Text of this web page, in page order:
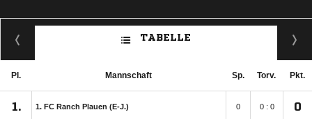
TABELLE
Pl. Mannschaft Sp. Torv. Pkt.
1. 1. FC Ranch Plauen (E-J.) 0 0 : 0 0